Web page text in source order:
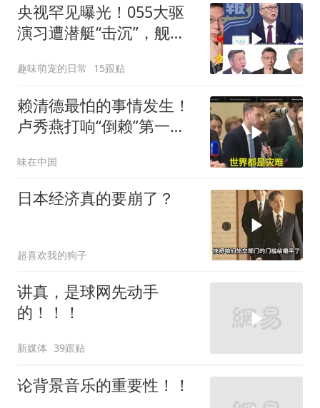
央视罕见曝光！055大驱
演习遭潜艇“击沉”，舰长
趣味萌宠的日常 15跟贴
赖清德最怕的事情发生！
卢秀燕打响“倒赖”第一
味在中国
日本经济真的要崩了？
超喜欢我的狗子
讲真，是球网先动手
的！！！
新媒体 39跟贴
论背景音乐的重要性！！